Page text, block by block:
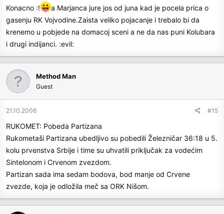
Konacno :!
a Marjanca jure jos od juna kad je pocela prica o
gasenju RK Vojvodine.Zaista veliko pojacanje i trebalo bi da
krenemo u pobjede na domacoj sceni a ne da nas puni Kolubara
i drugi indijanci. :evil:
Method Man
Guest
21.10.2006 #15
RUKOMET: Pobeda Partizana
Rukometaši Partizana ubedljivo su pobedili Železničar 36:18 u 5.
kolu prvenstva Srbije i time su uhvatili priključak za vodećim
Sintelonom i Crvenom zvezdom.
Partizan sada ima sedam bodova, bod manje od Crvene
zvezde, koja je odložila meč sa ORK Nišom.